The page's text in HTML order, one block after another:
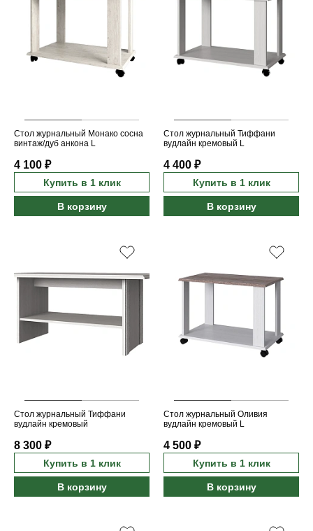
Стол журнальный Монако сосна
винтаж/дуб анкона L
4 100 ₽
Купить в 1 клик
В корзину
Стол журнальный Тиффани
вудлайн кремовый L
4 400 ₽
Купить в 1 клик
В корзину
Стол журнальный Тиффани
вудлайн кремовый
8 300 ₽
Купить в 1 клик
В корзину
Стол журнальный Оливия
вудлайн кремовый L
4 500 ₽
Купить в 1 клик
В корзину